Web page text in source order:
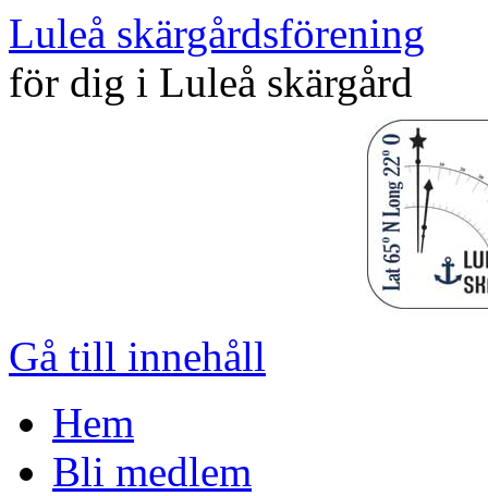
Luleå skärgårdsförening
för dig i Luleå skärgård
Gå till innehåll
Hem
Bli medlem